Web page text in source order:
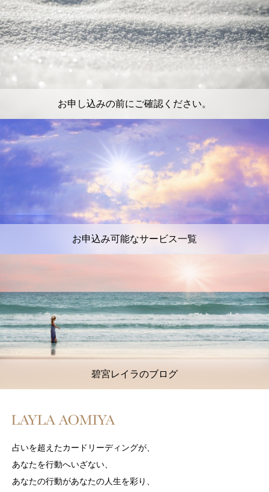
お申し込みの前にご確認ください。
お申込み可能なサービス一覧
碧宮レイラのブログ
占いを超えたカードリーディングが、
あなたを行動へいざない、
あなたの行動があなたの人生を彩り、